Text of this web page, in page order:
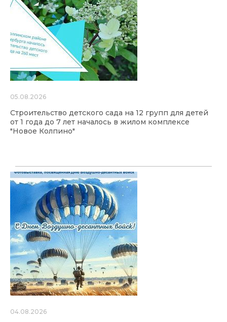
05.08.2026
Строительство детского сада на 12 групп для детей
от 1 года до 7 лет началось в жилом комплексе
"Новое Колпино"
04.08.2026